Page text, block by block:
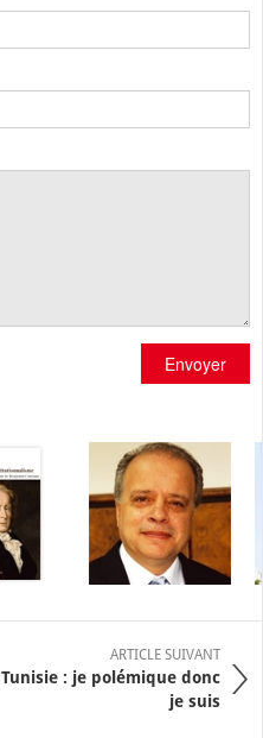
Envoyer
ARTICLE SUIVANT
Tunisie : je polémique donc
je suis